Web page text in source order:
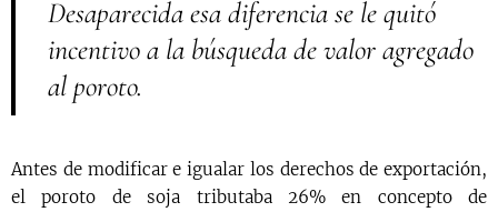
Desaparecida esa diferencia se le quitó
incentivo a la búsqueda de valor agregado
al poroto.
Antes de modificar e igualar los derechos de exportación,
el poroto de soja tributaba 26% en concepto de